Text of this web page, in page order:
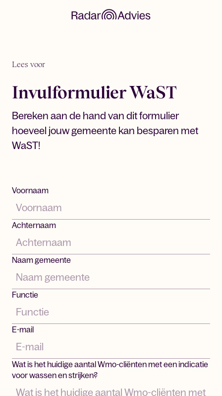
Lees voor
Invulformulier WaST
Bereken aan de hand van dit formulier
hoeveel jouw gemeente kan besparen met
WaST!
Voornaam
Achternaam
Naam gemeente
Functie
E-mail
Wat is het huidige aantal Wmo-cliënten met een indicatie
voor wassen en strijken?